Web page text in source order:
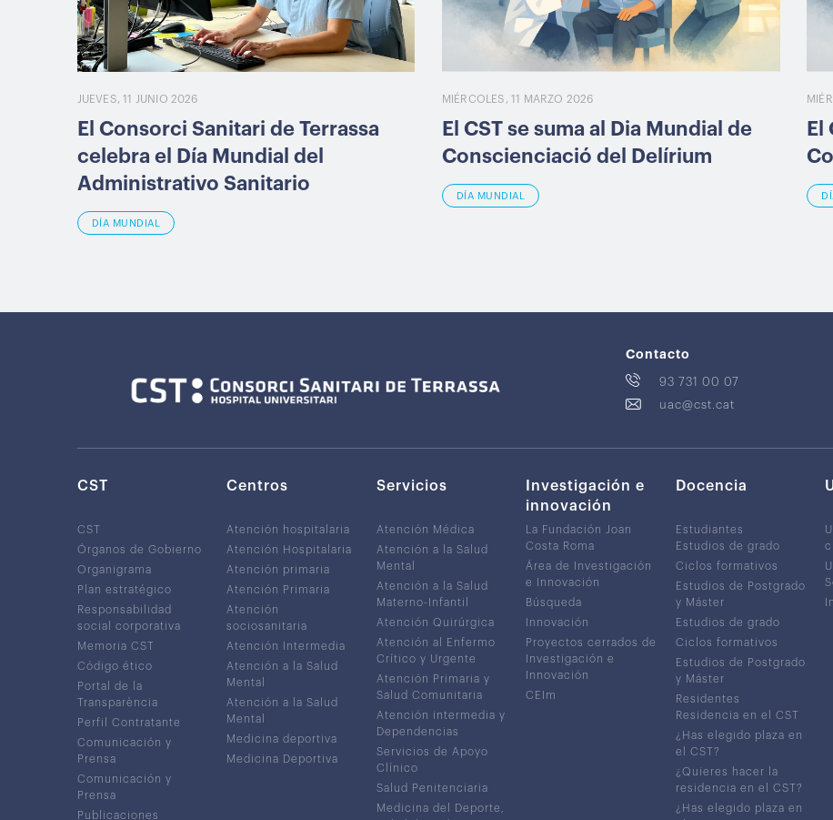
JUEVES, 11 JUNIO 2026
El Consorci Sanitari de Terrassa
celebra el Día Mundial del
Administrativo Sanitario
DÍA MUNDIAL
MIÉRCOLES, 11 MARZO 2026
El CST se suma al Dia Mundial de
Conscienciació del Delírium
DÍA MUNDIAL
El
Contacto
93 731 00 07
uac@cst.cat
CST
CST
Órganos de Gobierno
Organigrama
Plan estratégico
Responsabilidad
social corporativa
Memoria CST
Código ético
Portal de la
Transparència
Perfil Contratante
Comunicación y
Prensa
Comunicación y
Prensa
Publicaciones
Centros
Atención hospitalaria
Atención Hospitalaria
Atención primaria
Atención Primaria
Atención
sociosanitaria
Atención Intermedia
Atención a la Salud
Mental
Atención a la Salud
Mental
Medicina deportiva
Medicina Deportiva
Servicios
Atención Médica
Atención a la Salud
Mental
Atención a la Salud
Materno-Infantil
Atención Quirúrgica
Atención al Enfermo
Crítico y Urgente
Atención Primaria y
Salud Comunitaria
Atención intermedia y
Dependencias
Servicios de Apoyo
Clínico
Salud Penitenciaria
Medicina del Deporte,
Investigación e
innovación
La Fundación Joan
Costa Roma
Área de Investigación
e Innovación
Búsqueda
Innovación
Proyectos cerrados de
Investigación e
Innovación
CEIm
Docencia
Estudiantes
Estudios de grado
Ciclos formativos
Estudios de Postgrado
y Máster
Estudios de grado
Ciclos formativos
Estudios de Postgrado
y Máster
Residentes
Residencia en el CST
¿Has elegido plaza en
el CST?
¿Quieres hacer la
residencia en el CST?
¿Has elegido plaza en